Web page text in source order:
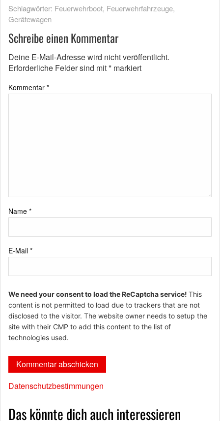
Schlagwörter: Feuerwehrboot, Feuerwehrfahrzeuge,
Gerätewagen
Schreibe einen Kommentar
Deine E-Mail-Adresse wird nicht veröffentlicht.
Erforderliche Felder sind mit* markiert
Kommentar *
Name *
E-Mail *
We need your consent to load the ReCaptcha service! This
content is not permitted to load due to trackers that are not
disclosed to the visitor. The website owner needs to setup the
site with their CMP to add this content to the list of
technologies used.
Datenschutzbestimmungen
Das könnte dich auch interessieren